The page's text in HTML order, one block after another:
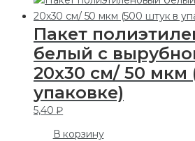
Пакет
белый с
20х30 см/ 50 мкм
упаковке)
5,40₽
В корзину